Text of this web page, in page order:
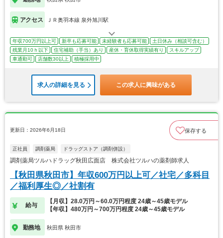
アクセス ＪＲ奥羽本線 泉外旭川駅
年収700万円以上可 新卒も応募可能 未経験者も応募可能
土日休み（相談可含む）
残業月10ｈ以下
住宅補助（手当）あり 産休・育休取得実績有り
スキルアップ
車通勤可
店舗数30以上 積極採用中
求人の詳細を見る この求人に興味がある
更新日：2026年6月18日 保存する
正社員 調剤薬局 ドラッグストア（調剤併設）
調剤薬局ツルハドラッグ秋田広面店 株式会社ツルハの薬剤師求人
【秋田県秋田市】年収600万円以上可／社宅／多科目
／福利厚生◎／社割有
給与
【月収】28.0万円～60.0万円程度 24歳～45歳モデル
【年収】480万円～700万円程度 24歳～45歳モデル
勤務地 秋田県 秋田市